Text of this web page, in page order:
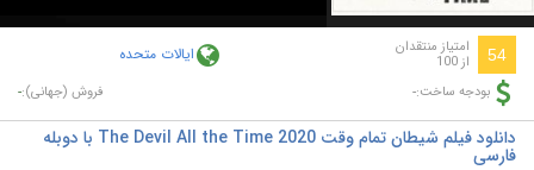
Video
54 امتیاز منتقدان
از 100 ایالات متحده
بودجه ساخت:- فروش (جهانی):-
دانلود فیلم شیطان تمام وقت The Devil All the Time 2020 با دوبله
فارسی